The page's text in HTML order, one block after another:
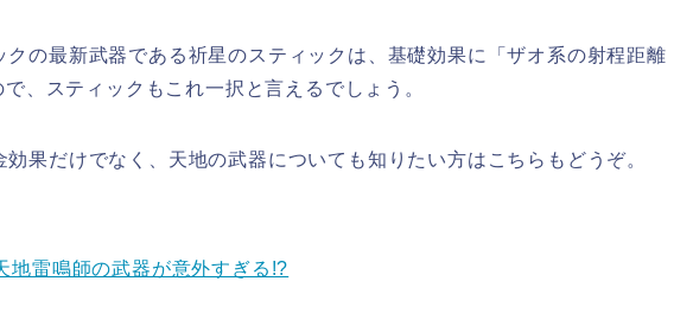
クの最新武器である祈星のスティックは、基礎効果に「ザオ系の射程距離
、スティックもこれ一択と言えるでしょう。
効果だけでなく、天地の武器についても知りたい方はこちらもどうぞ。
地雷鳴師の武器が意外すぎる!?